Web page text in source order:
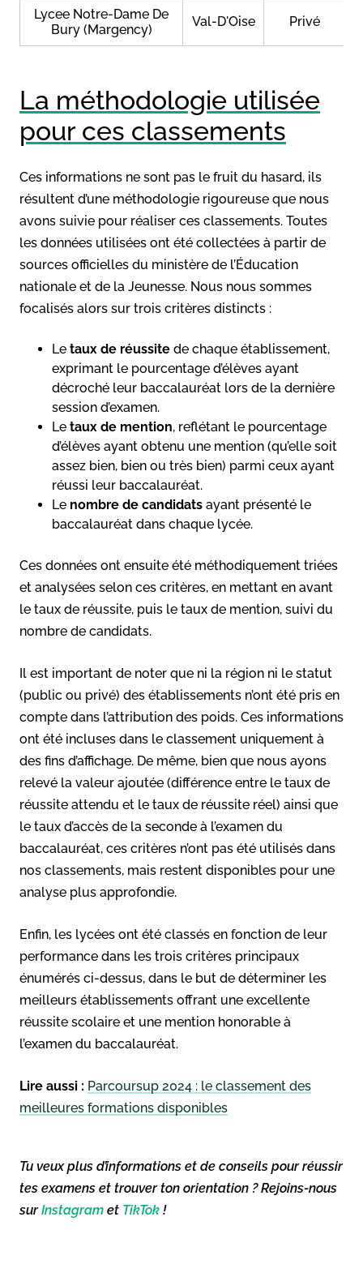
Lycee Notre-Dame De
Bury (Margency)
Val-D'Oise Privé
La méthodologie utilisée
pour ces classements
Ces informations ne sont pas le fruit du hasard, ils
résultent d’une méthodologie rigoureuse que nous
avons suivie pour réaliser ces classements. Toutes
les données utilisées ont été collectées à partir de
sources officielles du ministère de l’Éducation
nationale et de la Jeunesse. Nous nous sommes
focalisés alors sur trois critères distincts :
Le taux de réussite de chaque établissement,
exprimant le pourcentage d’élèves ayant
décroché leur baccalauréat lors de la dernière
session d’examen.
Le taux de mention, reflétant le pourcentage
d’élèves ayant obtenu une mention (qu’elle soit
assez bien, bien ou très bien) parmi ceux ayant
réussi leur baccalauréat.
Le nombre de candidats ayant présenté le
baccalauréat dans chaque lycée.
Ces données ont ensuite été méthodiquement triées
et analysées selon ces critères, en mettant en avant
le taux de réussite, puis le taux de mention, suivi du
nombre de candidats.
Il est important de noter que ni la région ni le statut
(public ou privé) des établissements n’ont été pris en
compte dans l’attribution des poids. Ces informations
ont été incluses dans le classement uniquement à
des fins d’affichage. De même, bien que nous ayons
relevé la valeur ajoutée (différence entre le taux de
réussite attendu et le taux de réussite réel) ainsi que
le taux d’accès de la seconde à l’examen du
baccalauréat, ces critères n’ont pas été utilisés dans
nos classements, mais restent disponibles pour une
analyse plus approfondie.
Enfin, les lycées ont été classés en fonction de leur
performance dans les trois critères principaux
énumérés ci-dessus, dans le but de déterminer les
meilleurs établissements offrant une excellente
réussite scolaire et une mention honorable à
l’examen du baccalauréat.
Lire aussi : Parcoursup 2024 : le classement des
meilleures formations disponibles
Tu veux plus d’informations et de conseils pour réussir
tes examens et trouver ton orientation ? Rejoins-nous
surInstagram et TikTok !